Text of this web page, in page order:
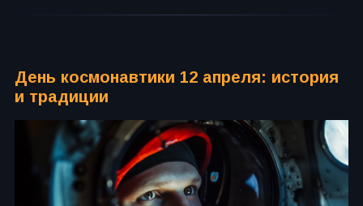
День космонавтики 12 апреля: история
и традиции